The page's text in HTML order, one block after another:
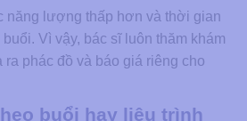
năng lượng thấp hơn và thời gian
Vì vậy, bác sĩ luôn thăm khám
phác đồ và báo giá riêng cho
buổi hay liệu trình